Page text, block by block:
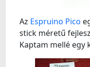
Az Espruino Pico
stick méretű
Kaptam mellé egy